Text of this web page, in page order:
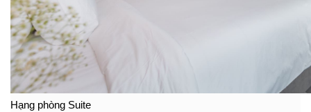
Hạng phòng Suite